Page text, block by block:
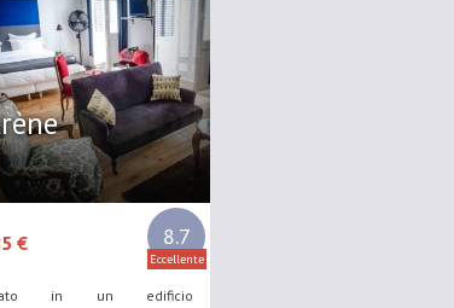
8.7
Eccellente
€
in un edificio